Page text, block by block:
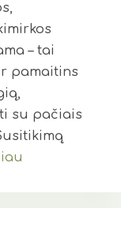
– tai
pamaitins
su pačiais